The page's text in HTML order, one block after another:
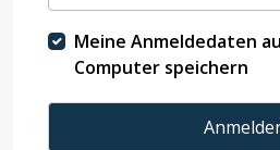
Meine Anmeldedaten
Computer speichern